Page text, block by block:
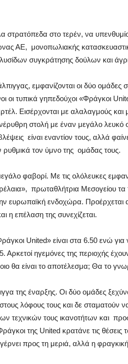
στρατόπεδα στο τερέν, να
ΑΕ, μονοπωλιακής
συγκράτησης δούλων και
εμφανίζονται οι δύο ομάδες
οι τυπικά γηπεδούχοι «Φράγκοι
Εισέρχονται με αλαλαγμούς και
στολή με έναν μεγάλο λευκό
είναι εναντίον τους, αλλά
ρυθμικά τον ύμνο της ομάδας τους.
φαβορί. Με τις ολόλευκες
πρωταθλήτρια Μεσογείου τα
ευρωπαϊκή ενδοχώρα. Προέρχεται
η επέλαση της συνεχίζεται.
United» είναι στα 6.50 ενώ
Αρκετοί ηγεμόνες της περιοχής
θα είναι το αποτέλεσμα; Θα το
της έναρξης. Οι δύο ομάδες
λόφους τους και δε σταματούν
τεχνικών τους ικανοτήτων και
της United κρατάνε τις θέσεις
προς τη μεριά, αλλά η